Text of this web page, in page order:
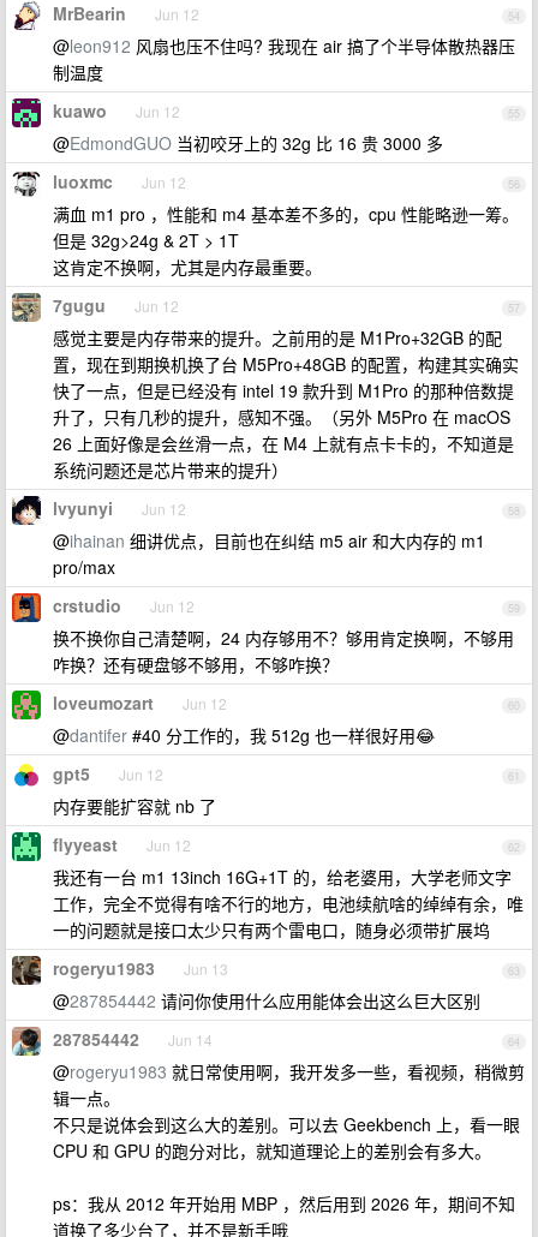
54
MrBearin Jun 12
@leon912 风扇也压不住吗? 我现在 air 搞了个半导体散热器压
制温度
55
kuawo Jun 12
@EdmondGUO 当初咬牙上的 32g 比 16 贵 3000 多
56
luoxmc Jun 12
满血 m1 pro ，性能和 m4 基本差不多的，cpu 性能略逊一筹。
但是 32g>24g & 2T > 1T
这肯定不换啊，尤其是内存最重要。
57
7gugu Jun 12
感觉主要是内存带来的提升。之前用的是 M1Pro+32GB 的配
置，现在到期换机换了台 M5Pro+48GB 的配置，构建其实确实
快了一点，但是已经没有 intel 19 款升到 M1Pro 的那种倍数提
升了，只有几秒的提升，感知不强。（另外 M5Pro 在 macOS
26 上面好像是会丝滑一点，在 M4 上就有点卡卡的，不知道是
系统问题还是芯片带来的提升）
58
lvyunyi Jun 12
@ihainan 细讲优点，目前也在纠结 m5 air 和大内存的 m1
pro/max
59
crstudio Jun 12
换不换你自己清楚啊，24 内存够用不？够用肯定换啊，不够用
咋换？还有硬盘够不够用，不够咋换？
60
loveumozart Jun 12
@dantifer #40 分工作的，我 512g 也一样很好用😂
61
gpt5 Jun 12
内存要能扩容就 nb 了
62
flyyeast Jun 12
我还有一台 m1 13inch 16G+1T 的，给老婆用，大学老师文字
工作，完全不觉得有啥不行的地方，电池续航啥的绰绰有余，唯
一的问题就是接口太少只有两个雷电口，随身必须带扩展坞
63
rogeryu1983 Jun 13
@287854442 请问你使用什么应用能体会出这么巨大区别
64
287854442 Jun 14
@rogeryu1983 就日常使用啊，我开发多一些，看视频，稍微剪
辑一点。
不只是说体会到这么大的差别。可以去 Geekbench 上，看一眼
CPU 和 GPU 的跑分对比，就知道理论上的差别会有多大。
ps：我从 2012 年开始用 MBP ，然后用到 2026 年，期间不知
道换了多少台了，并不是新手哦